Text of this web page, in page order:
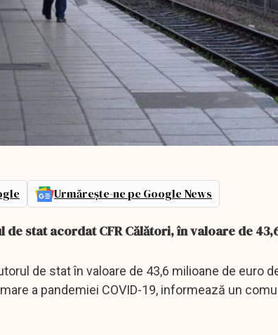
Urmărește-ne pe Google News
stat acordat CFR Călători, în valoare de
de stat în valoare de 43,6 milioane de euro
a pandemiei COVID-19, informează un